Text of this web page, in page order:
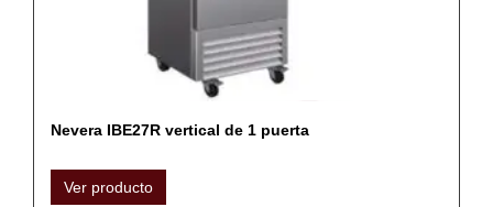
Nevera IBE27R vertical de 1 puerta
Ver producto